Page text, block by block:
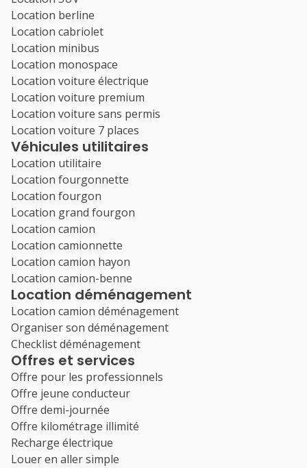
Location berline
Location cabriolet
Location minibus
Location monospace
Location voiture électrique
Location voiture premium
Location voiture sans permis
Location voiture 7 places
Véhicules utilitaires
Location utilitaire
Location fourgonnette
Location fourgon
Location grand fourgon
Location camion
Location camionnette
Location camion hayon
Location camion-benne
Location déménagement
Location camion déménagement
Organiser son déménagement
Checklist déménagement
Offres et services
Offre pour les professionnels
Offre jeune conducteur
Offre demi-journée
Offre kilométrage illimité
Recharge électrique
Louer en aller simple